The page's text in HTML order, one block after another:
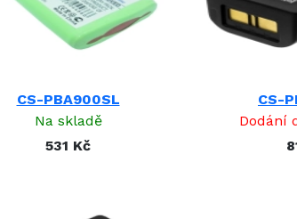
CS-PBA900SL
Na skladě
531 Kč
CS-
Dodání